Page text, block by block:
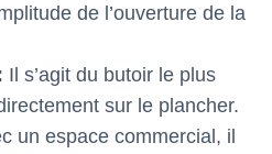
de l’ouverture de la
Il s’agit du butoir le plus
sur le plancher.
un espace commercial, il